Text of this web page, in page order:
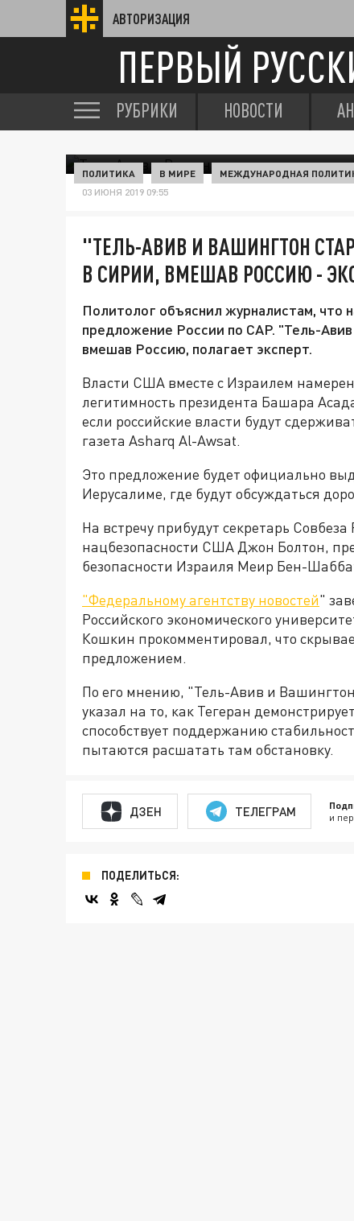
АВТОРИЗАЦИЯ
ПЕРВЫЙ
РУБРИКИ НОВОСТИ
ПОЛИТИКА В МИРЕ МЕЖДУНАРОДНАЯ
03 ИЮНЯ 2019 09:55
"ТЕЛЬ-АВИВ И ВАШИНГТОН
В СИРИИ, ВМЕШАВ РОССИЮ -
Политолог объяснил журналистам, что
предложение России по САР. "Тель-
вмешав Россию, полагает эксперт.
Власти США вместе с Израилем
легитимность президента Башара
если российские власти будут
газета Asharq Al-Awsat.
Это предложение будет официально
Иерусалиме, где будут обсуждаться
На встречу прибудут секретарь
нацбезопасности США Джон Болтон,
безопасности Израиля Меир Бен-
"Федеральному агентству новостей"
Российского экономического
Кошкин прокомментировал, что
предложением.
По его мнению, "Тель-Авив и
указал на то, как Тегеран
способствует поддержанию
пытаются расшатать там обстановку.
ДЗЕН ТЕЛЕГРАМ и
ПОДЕЛИТЬСЯ: